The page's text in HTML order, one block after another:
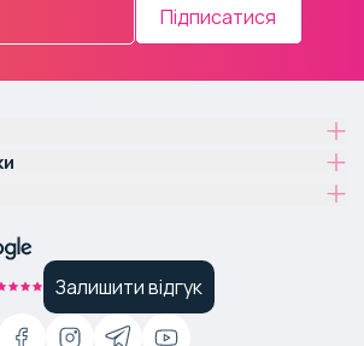
Підписатися
Залишити відгук